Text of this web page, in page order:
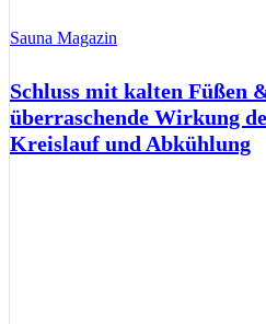
Sauna Magazin
Schluss mit kalten Füßen
überraschende Wirkung
Kreislauf und Abkühlung